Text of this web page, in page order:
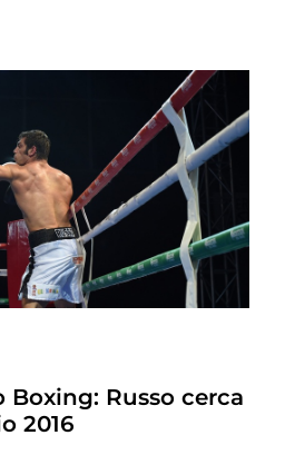
Boxing: Russo cerca
2016